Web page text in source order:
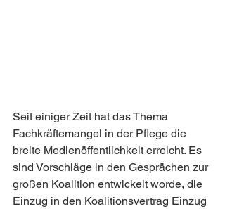
Seit einiger Zeit hat das Thema
Fachkräftemangel in der Pflege die
breite Medienöffentlichkeit erreicht. Es
sind Vorschläge in den Gesprächen zur
großen Koalition entwickelt worde, die
Einzug in den Koalitionsvertrag Einzug